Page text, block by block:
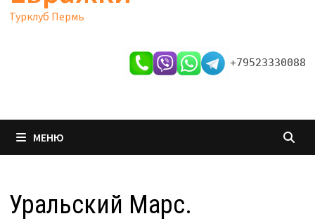
Турклуб Пермь
+79523330088
МЕНЮ
Уральский Марс.